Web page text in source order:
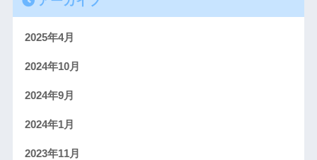
2025年4月
2024年10月
2024年9月
2024年1月
2023年11月